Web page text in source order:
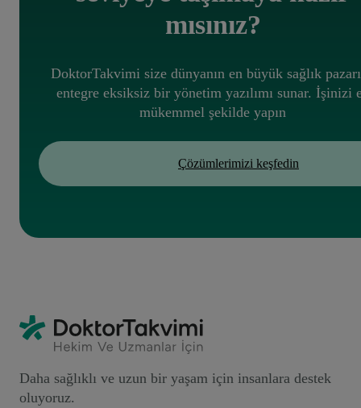
mısınız?
DoktorTakvimi size dünyanın en büyük sağlık
entegre eksiksiz bir yönetim yazılımı sunar. İşinizi
mükemmel şekilde yapın
Çözümlerimizi keşfedin
Daha sağlıklı ve uzun bir yaşam için insanlara destek
oluyoruz.